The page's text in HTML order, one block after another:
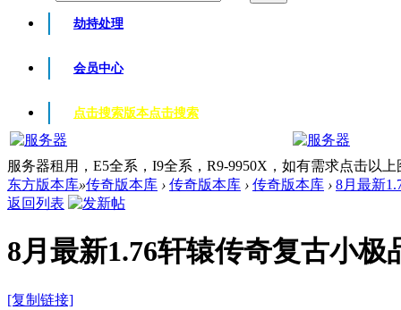
劫持处理
会员中心
点击搜索版本点击搜索
服务器租用，E5全系，I9全系，R9-9950X，如有需求点击以
东方版本库»传奇版本库 › 传奇版本库 › 传奇版本库 › 8月最新
返回列表
8月最新1.76轩辕传奇复古小极
[复制链接]